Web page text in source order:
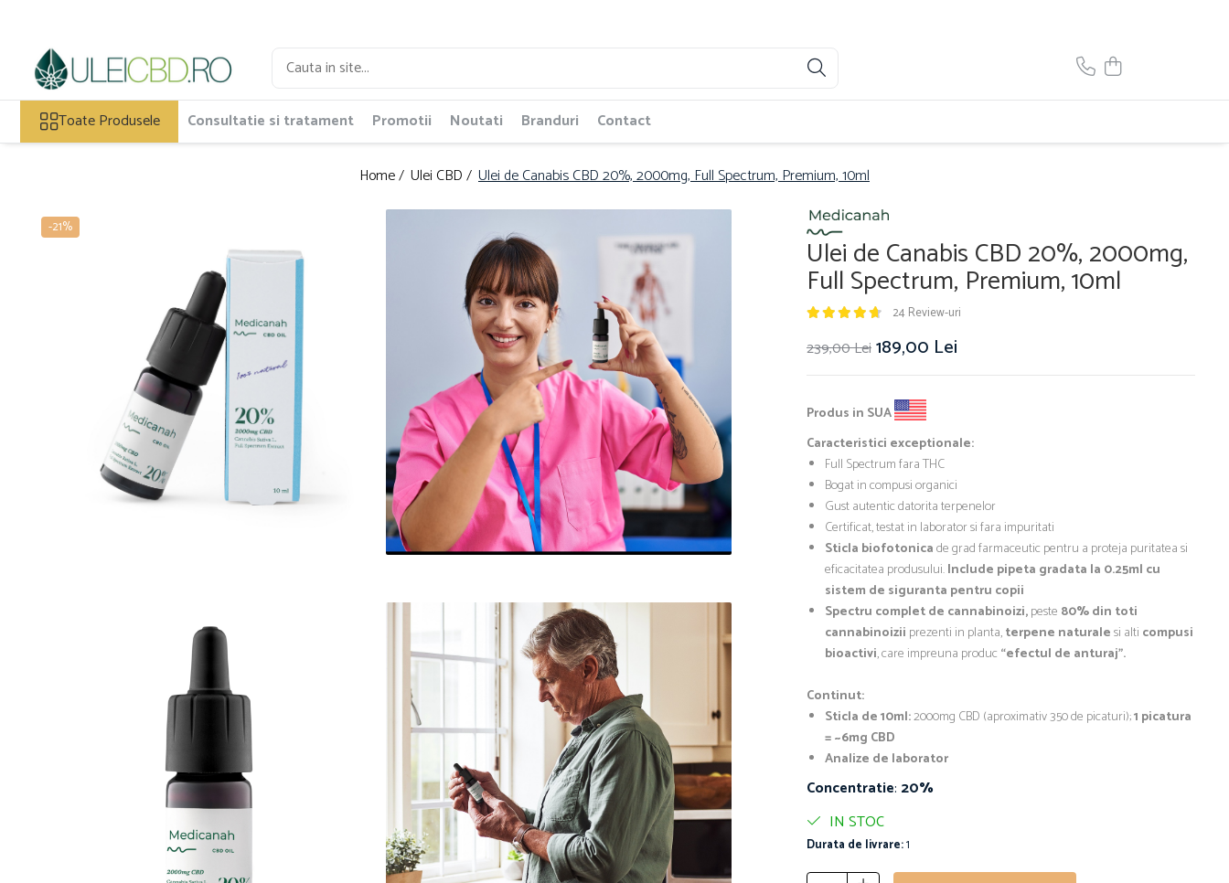
Toate Produsele
Ulei CBD
Capsule CBD
Ulei Ozonat cu CBD
CBD Pur
Cosmetice CBD
Toate Produsele Consultatie si tratament Promotii Noutati Branduri Contact
Home / Ulei CBD / Ulei de Canabis CBD 20%, 2000mg, Full Spectrum, Premium, 10ml
-21%
Ulei de Canabis CBD 20%, 2000mg,
Full Spectrum, Premium, 10ml
24 Review-uri
239,00 Lei189,00 Lei
Produs in SUA
Caracteristici exceptionale:
Full Spectrum fara THC
Bogat in compusi organici
Gust autentic datorita terpenelor
Certificat, testat in laborator si fara impuritati
Sticla biofotonicade grad farmaceutic pentru a proteja puritatea si
eficacitatea produsului.Include pipeta gradata la 0.25ml cu
sistem de siguranta pentru copii
Spectru complet de cannabinoizi,peste 80% din toti
cannabinoizii prezenti in planta,terpene naturalesi alti compusi
bioactivi, care impreuna produc “efectul de anturaj”.
Continut:
Sticla de 10ml:2000mg CBD (aproximativ 350 de picaturi);1 picatura
= ~6mg CBD
Analize de laborator
Concentratie: 20%
IN STOC
Durata de livrare:1